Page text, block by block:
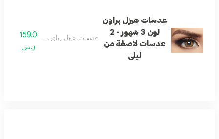
عدسات هيزل براون
لون 3 شهور - 2
عدسات لاصقة من
ليلى
عدسات هيزل براون لون 3 شهور - 2 عدسات لاصقة من ليلى159.0
ر.س